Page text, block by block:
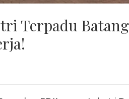
Terpadu